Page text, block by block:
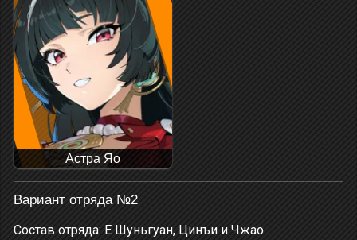
Астра Яо
Вариант отряда №2
Состав отряда: Е Шуньгуан, Цинъи и Чжао